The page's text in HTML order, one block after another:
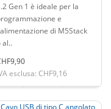
Gen 1 è ideale per la
e
di M5Stack
al..
esclusa: CHF9,16